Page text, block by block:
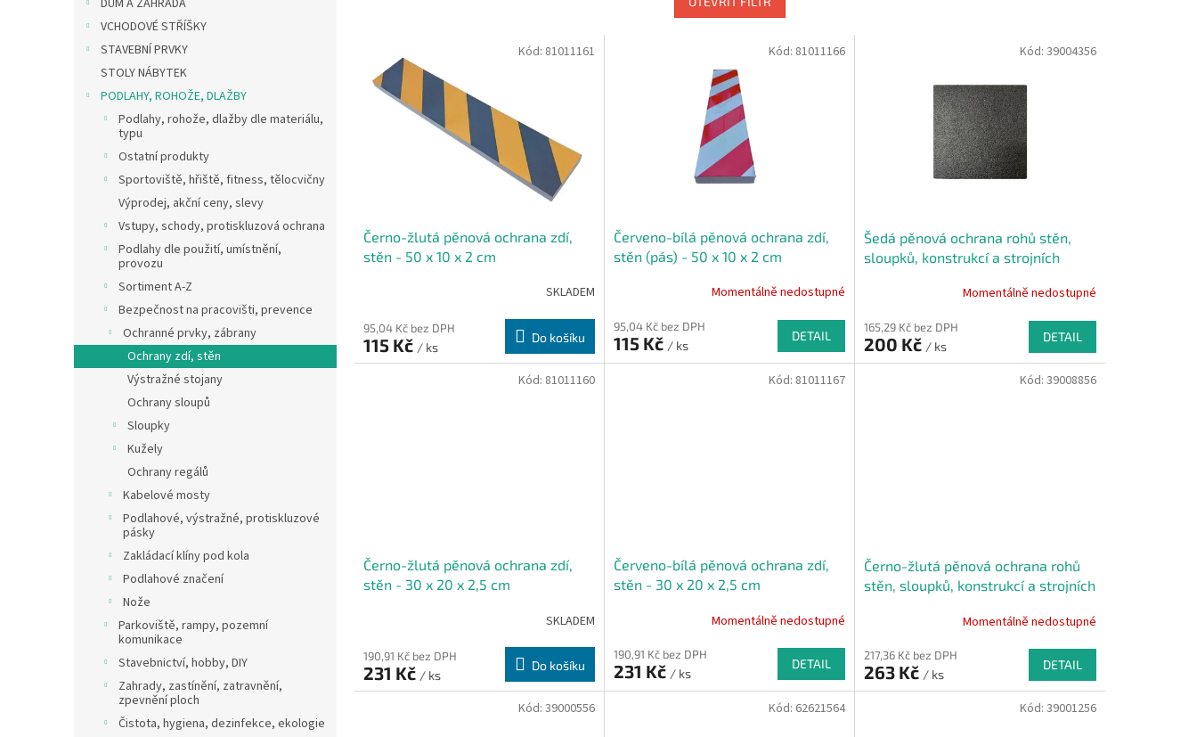
DŮM A ZAHRADA
VCHODOVÉ STŘÍŠKY
STAVEBNÍ PRVKY
STOLY NÁBYTEK
PODLAHY, ROHOŽE, DLAŽBY
Podlahy, rohože, dlažby dle materiálu,
typu
Ostatní produkty
Sportoviště, hřiště, fitness, tělocvičny
Výprodej, akční ceny, slevy
Vstupy, schody, protiskluzová ochrana
Podlahy dle použití, umístnění,
provozu
Sortiment A-Z
Bezpečnost na pracovišti, prevence
Ochranné prvky, zábrany
Ochrany zdí, stěn
Výstražné stojany
Ochrany sloupů
Sloupky
Kužely
Ochrany regálů
Kabelové mosty
Podlahové, výstražné, protiskluzové
pásky
Zakládací klíny pod kola
Podlahové značení
Nože
Parkoviště, rampy, pozemní
komunikace
Stavebnictví, hobby, DIY
Zahrady, zastínění, zatravnění,
zpevnění ploch
Čistota, hygiena, dezinfekce, ekologie
Černo-žlutá pěnová ochrana zdí,
stěn - 50 x 10 x 2 cm
SKLADEM
95,04 Kč bez DPH
115 Kč / ks
Do košíku
Kód: 81011161
Červeno-bílá pěnová ochrana zdí,
stěn (pás) - 50 x 10 x 2 cm
Momentálně nedostupné
95,04 Kč bez DPH
115 Kč / ks
DETAIL
Kód: 81011166
Šedá pěnová ochrana rohů stěn,
sloupků, konstrukcí a strojních
Momentálně nedostupné
165,29 Kč bez DPH
200 Kč / ks
DETAIL
Kód: 39004356
Černo-žlutá pěnová ochrana zdí,
stěn - 30 x 20 x 2,5 cm
SKLADEM
190,91 Kč bez DPH
231 Kč / ks
Do košíku
Kód: 81011160
Červeno-bílá pěnová ochrana zdí,
stěn - 30 x 20 x 2,5 cm
Momentálně nedostupné
190,91 Kč bez DPH
231 Kč / ks
DETAIL
Kód: 81011167
Černo-žlutá pěnová ochrana rohů
stěn, sloupků, konstrukcí a strojních
Momentálně nedostupné
217,36 Kč bez DPH
263 Kč / ks
DETAIL
Kód: 39008856
Kód: 39000556 Kód: 62621564 Kód: 39001256